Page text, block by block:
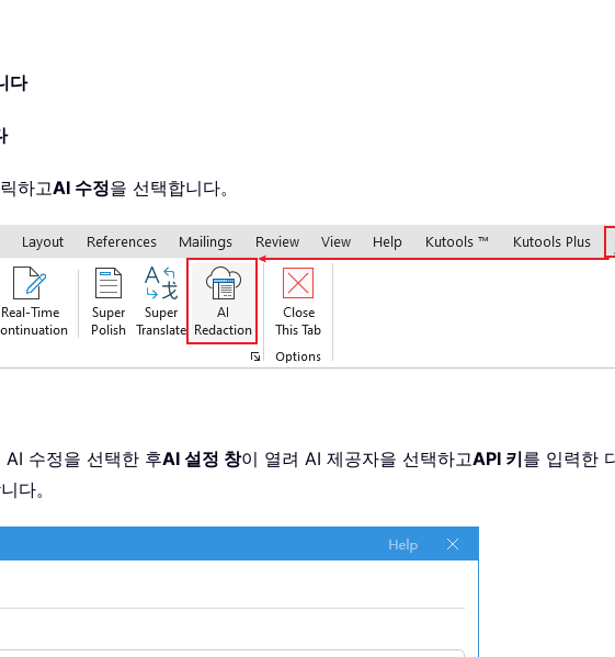
다
하고AI 수정을 선택합니다。
수정을 선택한 후AI 설정 창이 열려 AI 제공자을 선택하고API 키를 입력한
다。